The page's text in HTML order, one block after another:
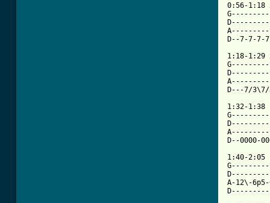
0:56-1:18
D--7-7-
1:18-1:29
D---7/
1:32-1:38
D--0000-
1:40-
A-12\-